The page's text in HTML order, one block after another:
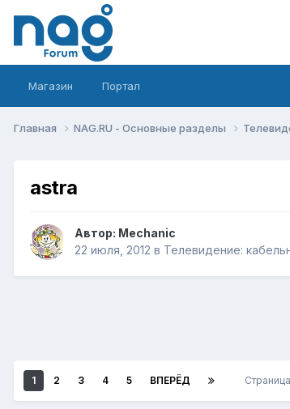
Магазин Портал
Главная NAG.RU - Основные разделы
astra
Автор: Mechanic
22 июля, 2012 в Телевидение:
1 2 3 4 5 ВПЕРЁД